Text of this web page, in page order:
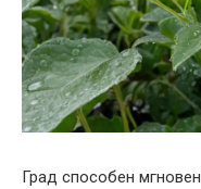
Град способен